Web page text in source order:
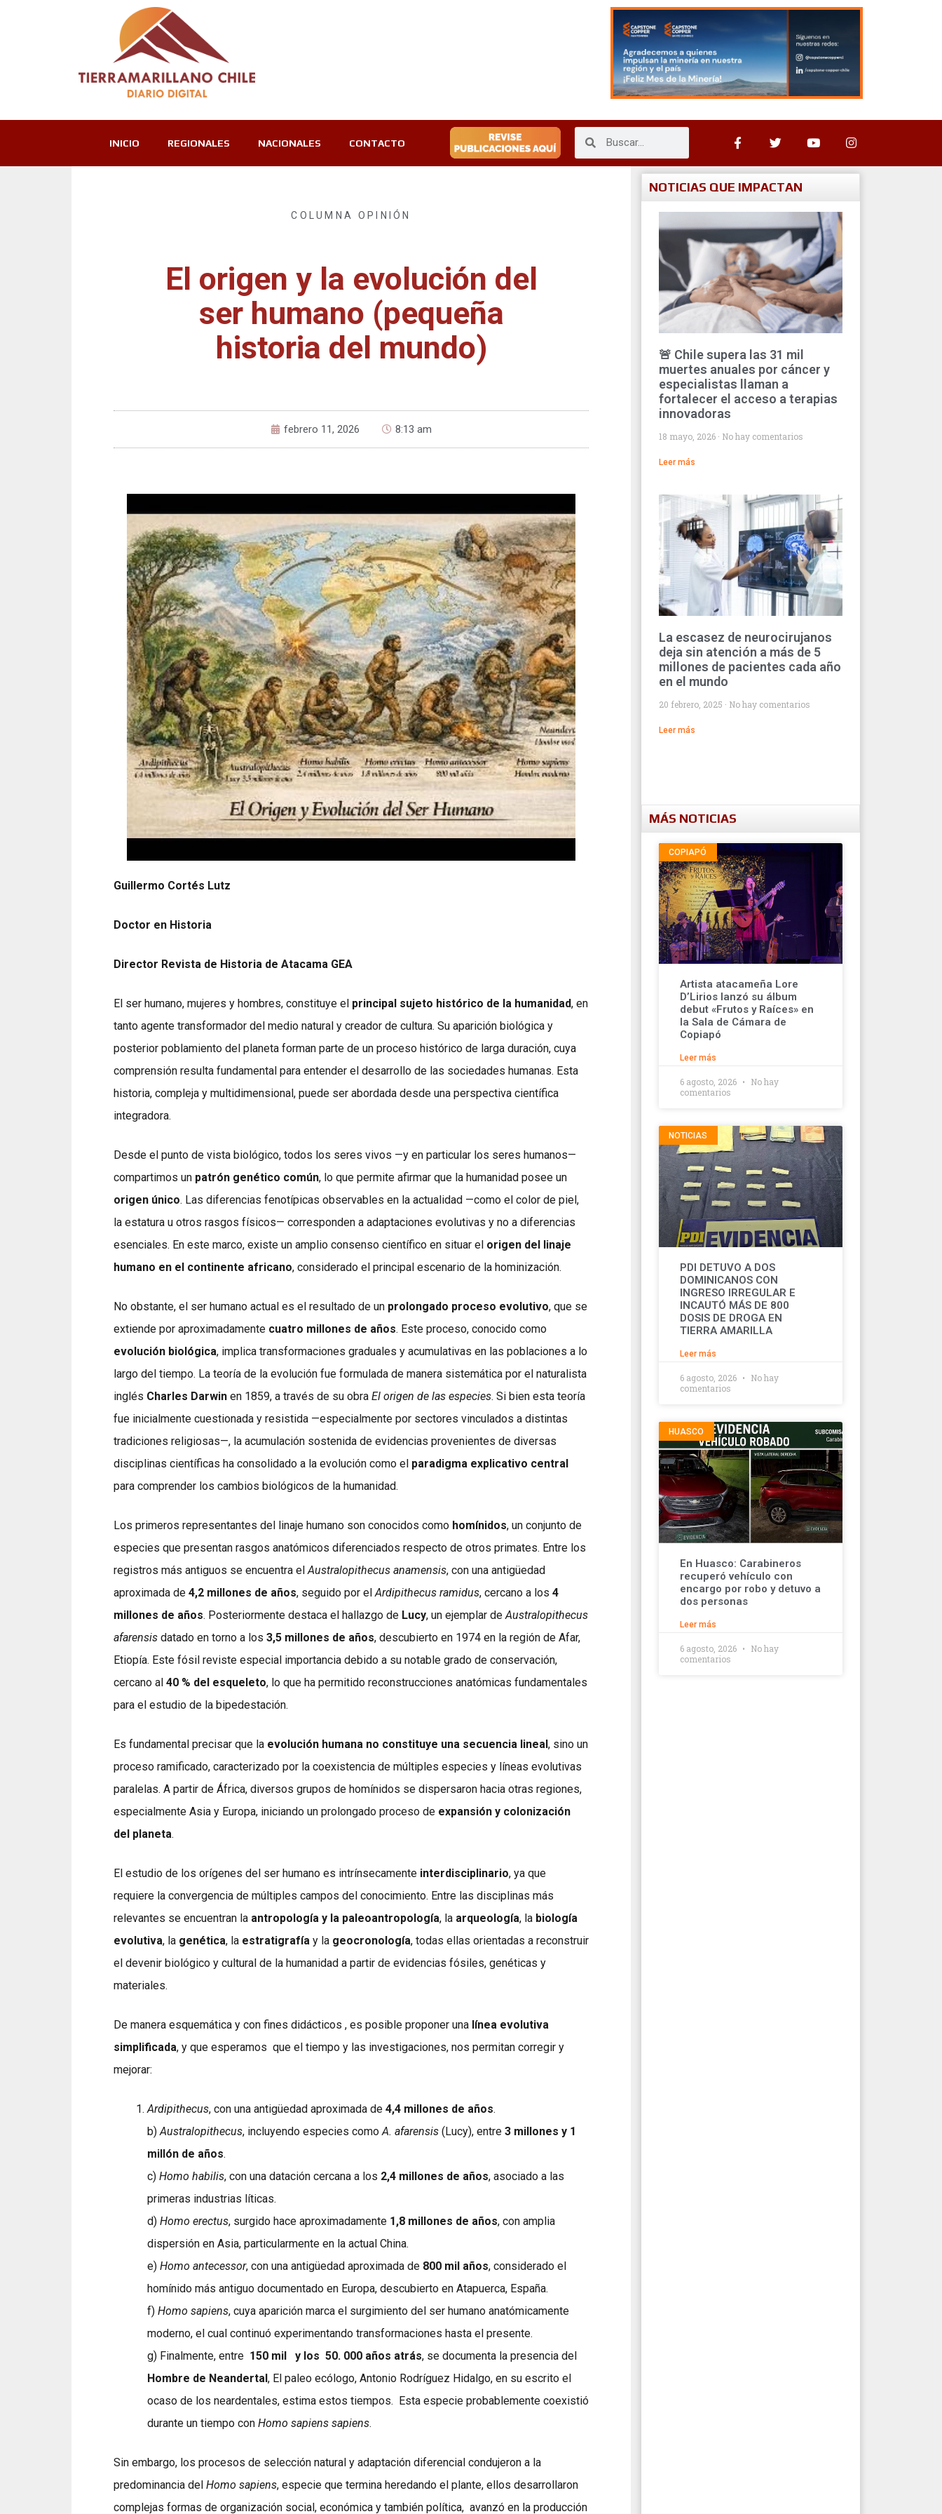
INICIO REGIONALES NACIONALES CONTACTO
COLUMNA OPINIÓN
El origen y la evolución del
ser humano (pequeña
historia del mundo)
febrero 11, 2026 8:13 am
Guillermo Cortés Lutz
Doctor en Historia
Director Revista de Historia de Atacama GEA
El ser humano, mujeres y hombres, constituye el principal sujeto histórico de la humanidad, en
tanto agente transformador del medio natural y creador de cultura. Su aparición biológica y
posterior poblamiento del planeta forman parte de un proceso histórico de larga duración, cuya
comprensión resulta fundamental para entender el desarrollo de las sociedades humanas. Esta
historia, compleja y multidimensional, puede ser abordada desde una perspectiva científica
integradora.
Desde el punto de vista biológico, todos los seres vivos —y en particular los seres humanos—
compartimos un patrón genético común, lo que permite afirmar que la humanidad posee un
origen único. Las diferencias fenotípicas observables en la actualidad —como el color de piel,
la estatura u otros rasgos físicos— corresponden a adaptaciones evolutivas y no a diferencias
esenciales. En este marco, existe un amplio consenso científico en situar el origen del linaje
humano en el continente africano, considerado el principal escenario de la hominización.
No obstante, el ser humano actual es el resultado de un prolongado proceso evolutivo, que se
extiende por aproximadamente cuatro millones de años. Este proceso, conocido como
evolución biológica, implica transformaciones graduales y acumulativas en las poblaciones a lo
largo del tiempo. La teoría de la evolución fue formulada de manera sistemática por el naturalista
inglés Charles Darwin en 1859, a través de su obra El origen de las especies. Si bien esta teoría
fue inicialmente cuestionada y resistida —especialmente por sectores vinculados a distintas
tradiciones religiosas—, la acumulación sostenida de evidencias provenientes de diversas
disciplinas científicas ha consolidado a la evolución como el paradigma explicativo central
para comprender los cambios biológicos de la humanidad.
Los primeros representantes del linaje humano son conocidos como homínidos, un conjunto de
especies que presentan rasgos anatómicos diferenciados respecto de otros primates. Entre los
registros más antiguos se encuentra el Australopithecus anamensis, con una antigüedad
aproximada de 4,2 millones de años, seguido por el Ardipithecus ramidus, cercano a los 4
millones de años. Posteriormente destaca el hallazgo de Lucy, un ejemplar de Australopithecus
afarensis datado en torno a los 3,5 millones de años, descubierto en 1974 en la región de Afar,
Etiopía. Este fósil reviste especial importancia debido a su notable grado de conservación,
cercano al 40 % del esqueleto, lo que ha permitido reconstrucciones anatómicas fundamentales
para el estudio de la bipedestación.
Es fundamental precisar que la evolución humana no constituye una secuencia lineal, sino un
proceso ramificado, caracterizado por la coexistencia de múltiples especies y líneas evolutivas
paralelas. A partir de África, diversos grupos de homínidos se dispersaron hacia otras regiones,
especialmente Asia y Europa, iniciando un prolongado proceso de expansión y colonización
del planeta.
El estudio de los orígenes del ser humano es intrínsecamente interdisciplinario, ya que
requiere la convergencia de múltiples campos del conocimiento. Entre las disciplinas más
relevantes se encuentran la antropología y la paleoantropología, la arqueología, la biología
evolutiva, la genética, la estratigrafía y la geocronología, todas ellas orientadas a reconstruir
el devenir biológico y cultural de la humanidad a partir de evidencias fósiles, genéticas y
materiales.
De manera esquemática y con fines didácticos , es posible proponer una línea evolutiva
simplificada, y que esperamos que el tiempo y las investigaciones, nos permitan corregir y
mejorar:
Ardipithecus, con una antigüedad aproximada de 4,4 millones de años.
b) Australopithecus, incluyendo especies como A. afarensis (Lucy), entre 3 millones y 1
millón de años.
c) Homo habilis, con una datación cercana a los 2,4 millones de años, asociado a las
primeras industrias líticas.
d) Homo erectus, surgido hace aproximadamente 1,8 millones de años, con amplia
dispersión en Asia, particularmente en la actual China.
e) Homo antecessor, con una antigüedad aproximada de 800 mil años, considerado el
homínido más antiguo documentado en Europa, descubierto en Atapuerca, España.
f) Homo sapiens, cuya aparición marca el surgimiento del ser humano anatómicamente
moderno, el cual continuó experimentando transformaciones hasta el presente.
g) Finalmente, entre 150 mil y los 50. 000 años atrás, se documenta la presencia del
Hombre de Neandertal, El paleo ecólogo, Antonio Rodríguez Hidalgo, en su escrito el
ocaso de los neardentales, estima estos tiempos. Esta especie probablemente coexistió
durante un tiempo con Homo sapiens sapiens.
Sin embargo, los procesos de selección natural y adaptación diferencial condujeron a la
predominancia del Homo sapiens, especie que termina heredando el plante, ellos desarrollaron
complejas formas de organización social, económica y también política, avanzó en la producción
NOTICIAS QUE IMPACTAN
🚨 Chile supera las 31 mil
muertes anuales por cáncer y
especialistas llaman a
fortalecer el acceso a terapias
innovadoras
18 mayo, 2026 No hay comentarios
Leer más
La escasez de neurocirujanos
deja sin atención a más de 5
millones de pacientes cada año
en el mundo
20 febrero, 2025 No hay comentarios
Leer más
MÁS NOTICIAS
COPIAPÓ
Artista atacameña Lore
D’Lirios lanzó su álbum
debut «Frutos y Raíces» en
la Sala de Cámara de
Copiapó
Leer más
6 agosto, 2026
No hay
comentarios
NOTICIAS
PDI DETUVO A DOS
DOMINICANOS CON
INGRESO IRREGULAR E
INCAUTÓ MÁS DE 800
DOSIS DE DROGA EN
TIERRA AMARILLA
Leer más
6 agosto, 2026
No hay
comentarios
HUASCO
En Huasco: Carabineros
recuperó vehículo con
encargo por robo y detuvo a
dos personas
Leer más
6 agosto, 2026
No hay
comentarios